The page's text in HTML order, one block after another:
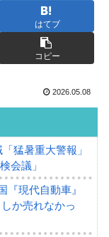
はてブ
コピー
2026.05.08
猛暑重大警報」
会議」
『現代自動車』
か売れなかっ